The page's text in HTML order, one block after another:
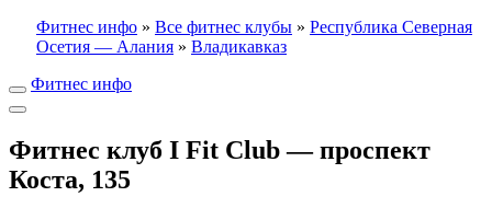
Фитнес инфо » Все фитнес клубы » Республика Северная
Осетия — Алания » Владикавказ
Фитнес инфо
Фитнес клуб I Fit Club — проспект
Коста, 135